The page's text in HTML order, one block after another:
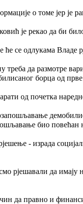
о томе јер
је рекао да би
ће се одлукама
да размотре
борца од прве
од почетка
био
- израда
рјешавали да
да правно и